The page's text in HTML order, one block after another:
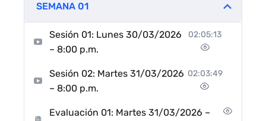
SEMANA 01
Sesión 01: Lunes 30/03/2026
– 8:00 p.m.
02:05:13
Sesión 02: Martes 31/03/2026
– 8:00 p.m.
02:03:49
Evaluación 01: Martes 31/03/2026 –